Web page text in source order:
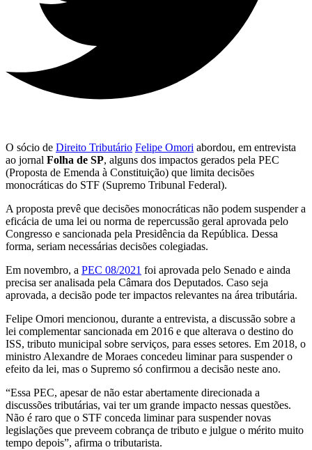
O sócio de Direito Tributário Felipe Omori abordou, em entrevista
ao jornal Folha de SP, alguns dos impactos gerados pela PEC
(Proposta de Emenda à Constituição) que limita decisões
monocráticas do STF (Supremo Tribunal Federal).
A proposta prevê que decisões monocráticas não podem suspender a
eficácia de uma lei ou norma de repercussão geral aprovada pelo
Congresso e sancionada pela Presidência da República. Dessa
forma, seriam necessárias decisões colegiadas.
Em novembro, a PEC 08/2021 foi aprovada pelo Senado e ainda
precisa ser analisada pela Câmara dos Deputados. Caso seja
aprovada, a decisão pode ter impactos relevantes na área tributária.
Felipe Omori mencionou, durante a entrevista, a discussão sobre a
lei complementar sancionada em 2016 e que alterava o destino do
ISS, tributo municipal sobre serviços, para esses setores. Em 2018, o
ministro Alexandre de Moraes concedeu liminar para suspender o
efeito da lei, mas o Supremo só confirmou a decisão neste ano.
“Essa PEC, apesar de não estar abertamente direcionada a
discussões tributárias, vai ter um grande impacto nessas questões.
Não é raro que o STF conceda liminar para suspender novas
legislações que preveem cobrança de tributo e julgue o mérito muito
tempo depois”, afirma o tributarista.